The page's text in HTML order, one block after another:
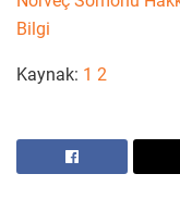
Bilgi
Kaynak: 1 2